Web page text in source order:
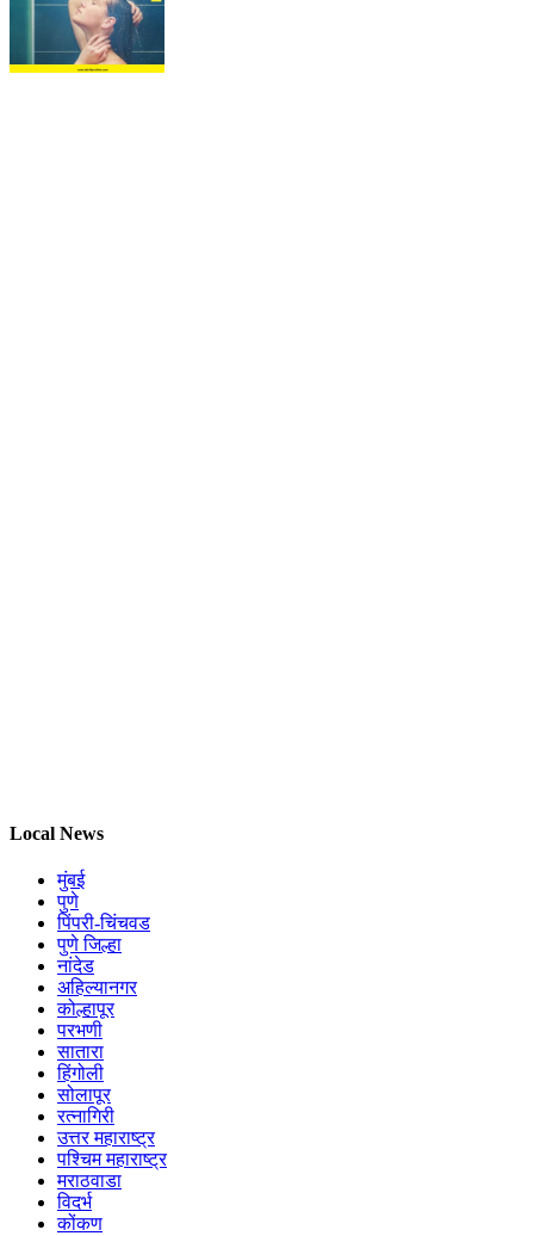
Local News
मुंबई
पुणे
पिंपरी-चिंचवड
पुणे जिल्हा
नांदेड
अहिल्यानगर
कोल्हापूर
परभणी
सातारा
हिंगोली
सोलापूर
रत्नागिरी
उत्तर महाराष्ट्र
पश्चिम महाराष्ट्र
मराठवाडा
विदर्भ
कोंकण